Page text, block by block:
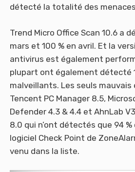
détecté la totalité des
Trend Micro Office Scan 10.6 a
mars et 100 % en avril. Et la
antivirus est également
plupart ont également détecté
malveillants. Les seuls mauvais
Tencent PC Manager 8.5,
Defender 4.3 & 4.4 et AhnLab
8.0 qui n’ont détectés que 94
logiciel Check Point de
venu dans la liste.